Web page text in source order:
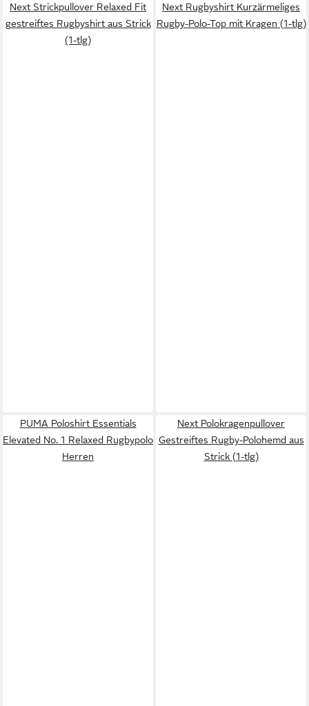
Next Strickpullover Relaxed Fit
gestreiftes Rugbyshirt aus Strick
(1-tlg)
Next Rugbyshirt Kurzärmeliges
Rugby-Polo-Top mit Kragen (1-tlg)
PUMA Poloshirt Essentials
Elevated No. 1 Relaxed Rugbypolo
Herren
Next Polokragenpullover
Gestreiftes Rugby-Polohemd aus
Strick (1-tlg)